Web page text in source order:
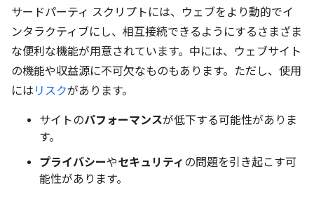
サードパーティ スクリプトには、ウェブをより動的でイ
ンタラクティブにし、相互接続できるようにするさまざま
な便利な機能が用意されています。中には、ウェブサイト
の機能や収益源に不可欠なものもあります。ただし、使用
には リスクがあります。
サイトのパフォーマンスが低下する可能性がありま
す。
プライバシーやセキュリティ の問題を引き起こす可
能性があります。